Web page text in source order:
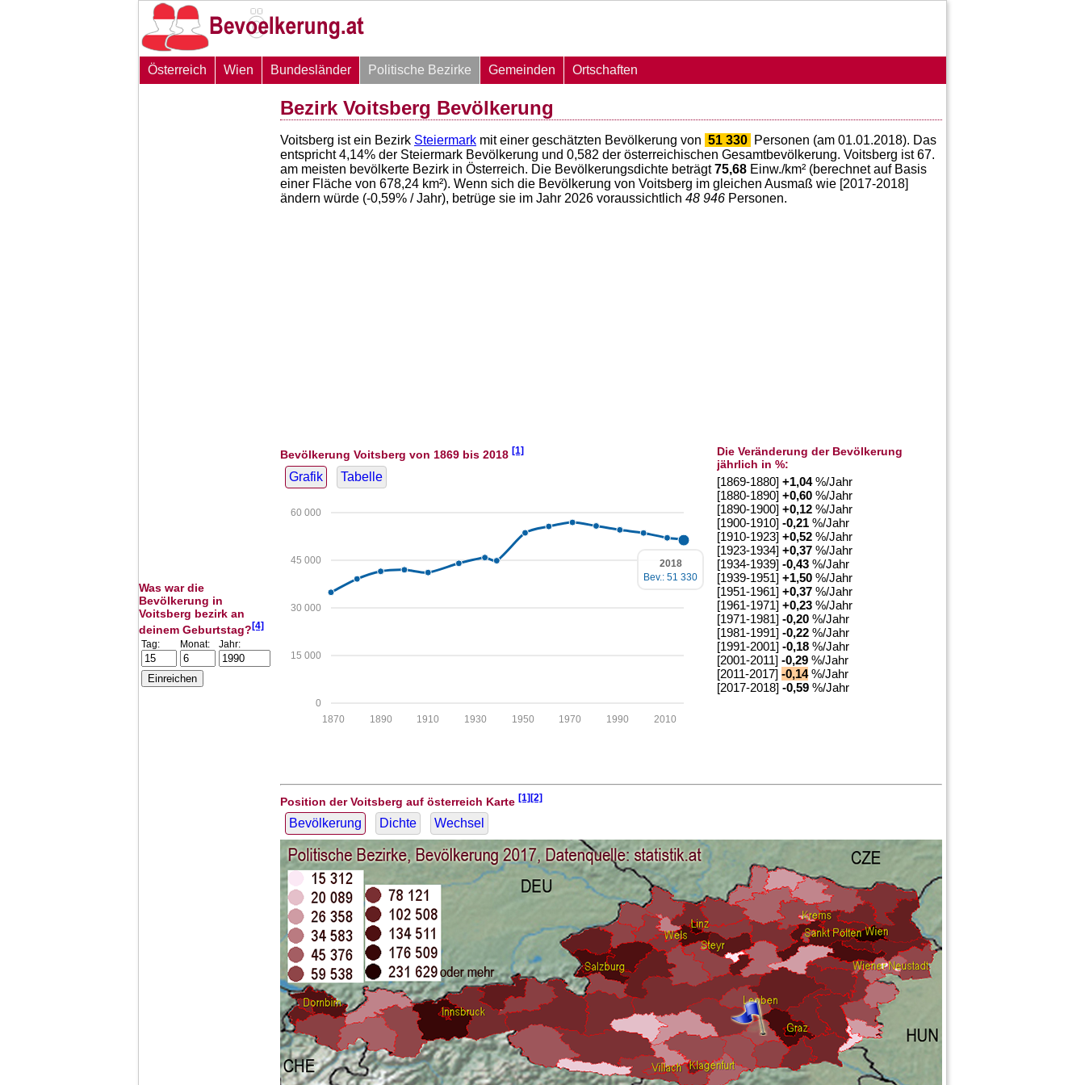
Österreich Wien Bundesländer Politische Bezirke Gemeinden Ortschaften
Was war die
Bevölkerung in
Voitsberg bezirk an
deinem Geburtstag?[4]
Tag: Monat: Jahr:
Bezirk Voitsberg Bevölkerung
Voitsberg ist ein Bezirk Steiermark mit einer geschätzten Bevölkerung von 51 330 Personen (am 01.01.2018). Das
entspricht4,14% der Steiermark Bevölkerung und 0,582 der österreichischen Gesamtbevölkerung. Voitsberg ist 67.
am meisten bevölkerte Bezirk in Österreich. Die Bevölkerungsdichte beträgt75,68 Einw./km² (berechnet auf Basis
einer Fläche von 678,24 km²). Wenn sich die Bevölkerung von Voitsberg im gleichen Ausmaß wie [2017-2018]
ändern würde (-0,59% / Jahr), betrüge sie im Jahr 2026 voraussichtlich 48 946 Personen.
Bevölkerung Voitsberg von 1869 bis 2018 [1]
Grafik Tabelle
0
15 000
30 000
45 000
60 000
2010
1990
1970
1950
1930
1910
1890
1870
2018
Bev.: 51 330
Die Veränderung der Bevölkerung
jährlich in %:
[1869-1880]+1,04%/Jahr
[1880-1890]+0,60 %/Jahr
[1890-1900]+0,12 %/Jahr
[1900-1910]-0,21 %/Jahr
[1910-1923]+0,52 %/Jahr
[1923-1934]+0,37 %/Jahr
[1934-1939]-0,43 %/Jahr
[1939-1951]+1,50 %/Jahr
[1951-1961]+0,37 %/Jahr
[1961-1971]+0,23 %/Jahr
[1971-1981]-0,20 %/Jahr
[1981-1991]-0,22 %/Jahr
[1991-2001]-0,18 %/Jahr
[2001-2011]-0,29 %/Jahr
[2011-2017]-0,14%/Jahr
[2017-2018]-0,59 %/Jahr
Position der Voitsberg auf österreich Karte [1][2]
Bevölkerung Dichte Wechsel